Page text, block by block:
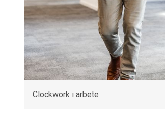
Clockwork i arbete